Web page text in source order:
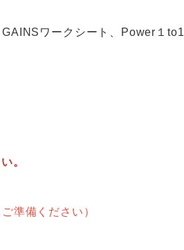
ワークシート、Power１to1
。
準備ください）